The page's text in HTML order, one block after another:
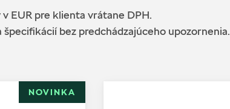
EUR pre klienta vrátane DPH.
bez predchádzajúceho upozornenia.
NOVINKA